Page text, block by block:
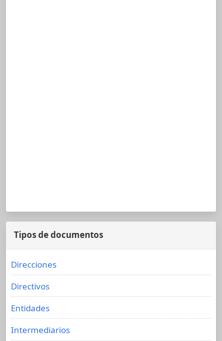
Tipos de documentos
Direcciones
Directivos
Entidades
Intermediarios